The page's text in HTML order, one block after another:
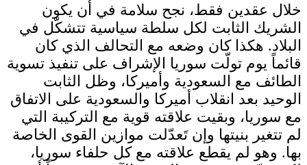
خلال عقدين فقط، نجح سلامة في أن يكون
الشريك الثابت لكل سلطة سياسية تتشكّل في
البلاد. هكذا كان وضعه مع التحالف الذي كان
قائماً يوم تولّت سوريا الإشراف على تنفيذ تسوية
الطائف مع السعودية وأميركا، وظل الثابت
الوحيد بعد انقلاب أميركا والسعودية على الاتفاق
مع سوريا، وبقيت علاقته قوية مع التركيبة التي
لم تتغير بنيتها وإن تَعدّلت موازين القوى الخاصة
بها. وهو لم يقطع علاقته مع كل حلفاء سوريا،